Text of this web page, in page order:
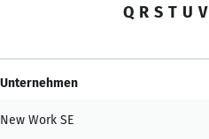
Q R S T U V
Unternehmen
New Work SE